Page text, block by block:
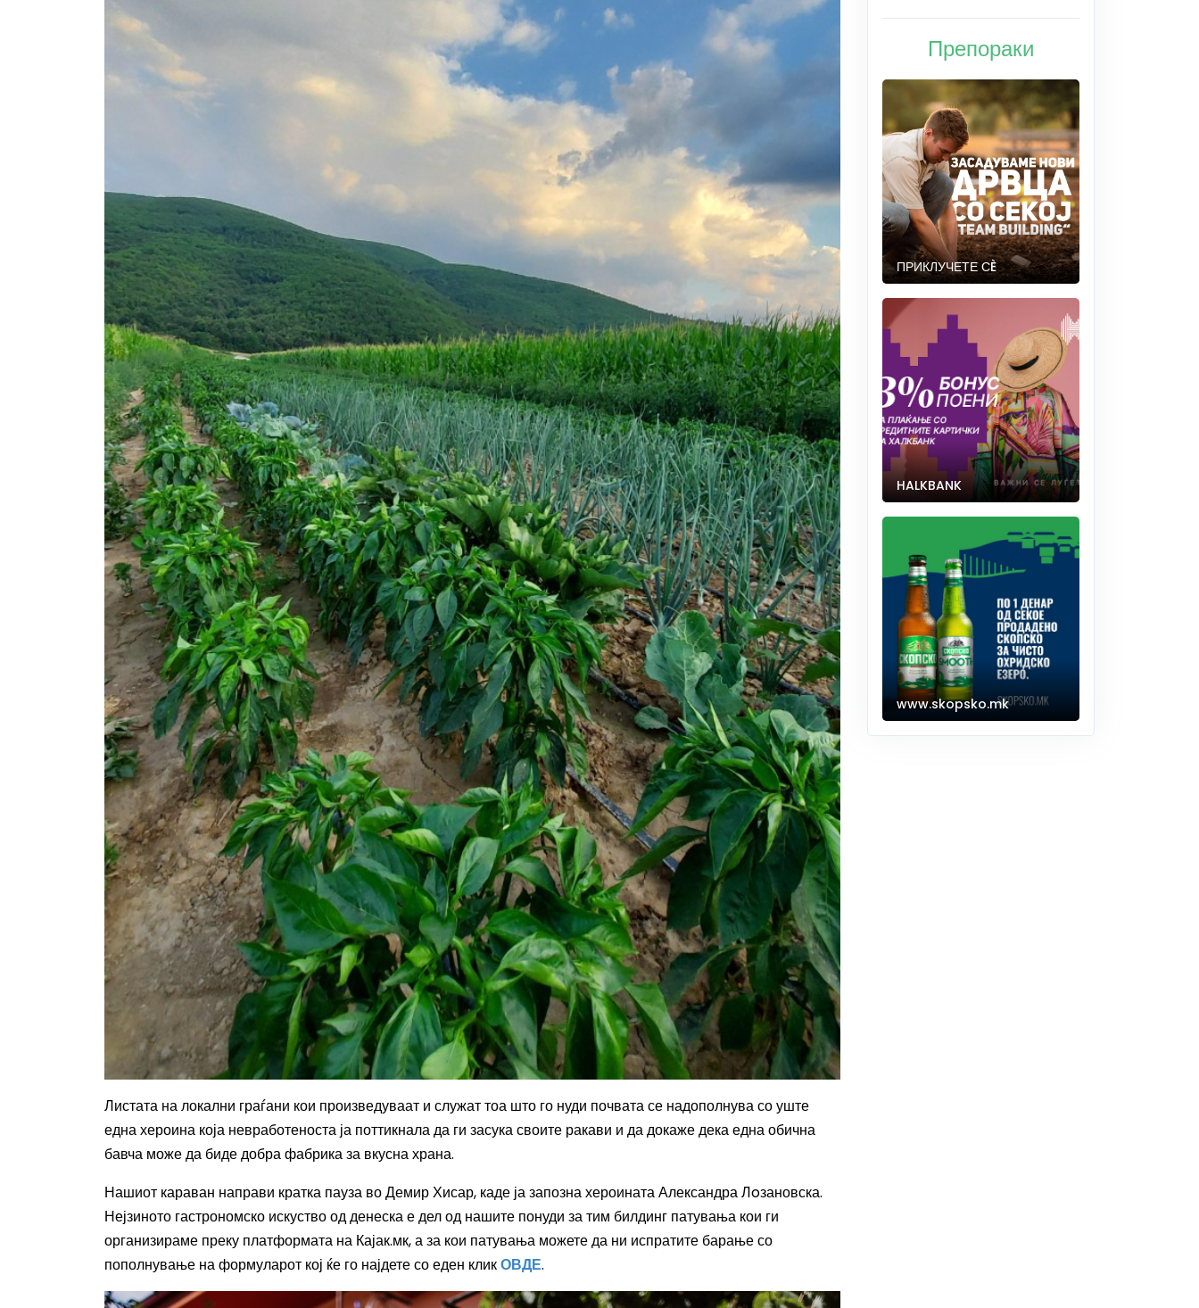
Листата на локални граѓани кои произведуваат и служаттоа што го нуди почватасе надополнува со уште
една хероина која невработеноста ја поттикнала да ги засука своите ракави и да докаже дека една обична
бавча може да биде добра фабрика за вкусна храна.
Нашиот караван направи кратка пауза во Демир Хисар, каде ја запозна хероината Александра Лoзановска.
Нејзиното гастрономско искуство од денеска е дел од нашите понуди за тим билдинг патувања кои ги
организираме преку платформата на Кајак.мк, а за кои патувања можете да ни испратите барање со
пополнување на формуларот кој ќе го најдетесо еден кликОВДЕ.
Препораки
ПРИКЛУЧЕТЕ СÈ
HALKBANK
www.skopsko.mk